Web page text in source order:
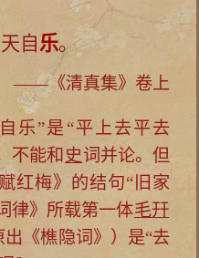
自 乐。
——《清真集》卷上
乐”是“平上去平去
不能和 史词并论。但
红梅》的结句“旧家
律》所载第一体毛幵
《樵隐词》）是“去